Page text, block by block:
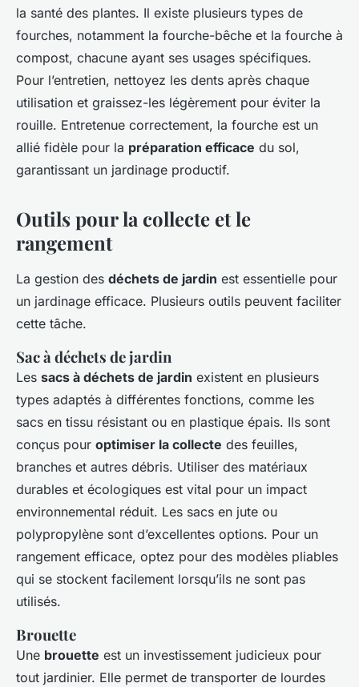
la santé des plantes. Il existe plusieurs types de
fourches, notamment la fourche-bêche et la fourche à
compost, chacune ayant ses usages spécifiques.
Pour l’entretien, nettoyez les dents après chaque
utilisation et graissez-les légèrement pour éviter la
rouille. Entretenue correctement, la fourche est un
allié fidèle pour la préparation efficace du sol,
garantissant un jardinage productif.
Outils pour la collecte et le
rangement
La gestion des déchets de jardin est essentielle pour
un jardinage efficace. Plusieurs outils peuvent faciliter
cette tâche.
Sac à déchets de jardin
Les sacs à déchets de jardin existent en plusieurs
types adaptés à différentes fonctions, comme les
sacs en tissu résistant ou en plastique épais. Ils sont
conçus pour optimiser la collecte des feuilles,
branches et autres débris. Utiliser des matériaux
durables et écologiques est vital pour un impact
environnemental réduit. Les sacs en jute ou
polypropylène sont d’excellentes options. Pour un
rangement efficace, optez pour des modèles pliables
qui se stockent facilement lorsqu’ils ne sont pas
utilisés.
Brouette
Une brouette est un investissement judicieux pour
tout jardinier. Elle permet de transporter de lourdes